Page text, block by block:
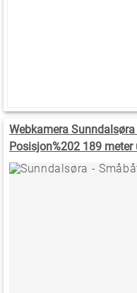
Webkamera
Posisjon%202 189 meter